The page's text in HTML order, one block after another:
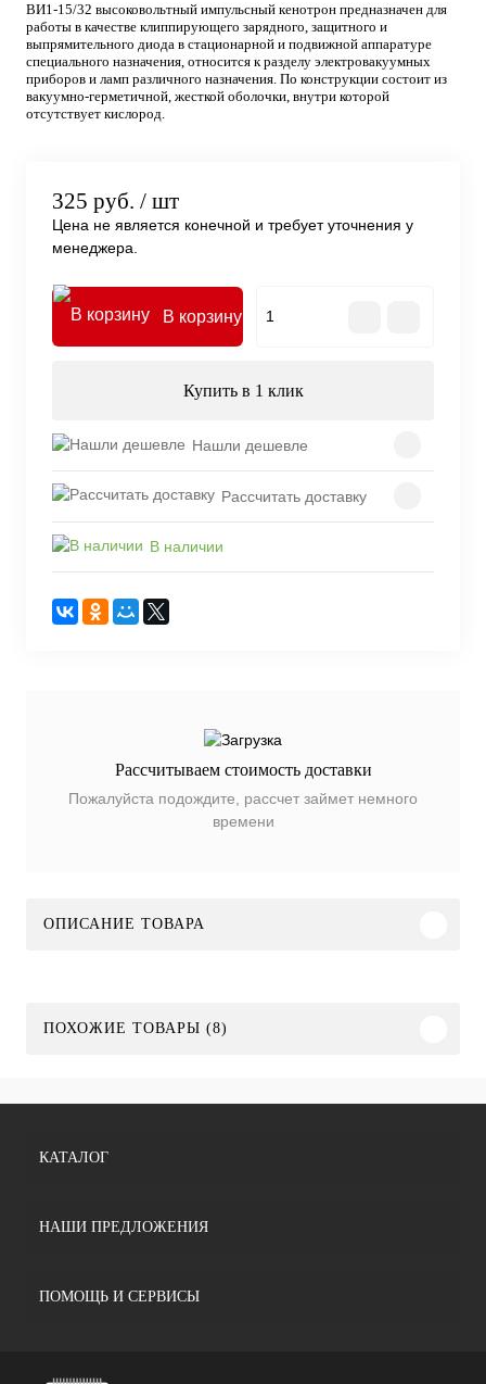
ВИ1-15/32 высоковольтный импульсный кенотрон предназначен для
работы в качестве клиппирующего зарядного, защитного и
выпрямительного диода в стационарной и подвижной аппаратуре
специального назначения, относится к разделу электровакуумных
приборов и ламп различного назначения. По конструкции состоит из
вакуумно-герметичной, жесткой оболочки, внутри которой
отсутствует кислород.
325 руб. / шт
Цена не является конечной и требует уточнения у
менеджера.
В корзину
Купить в 1 клик
Нашли дешевле
Рассчитать доставку
В наличии
Рассчитываем стоимость доставки
Пожалуйста подождите, рассчет займет немного
времени
ОПИСАНИЕ ТОВАРА
ПОХОЖИЕ ТОВАРЫ (8)
КАТАЛОГ
НАШИ ПРЕДЛОЖЕНИЯ
ПОМОЩЬ И СЕРВИСЫ